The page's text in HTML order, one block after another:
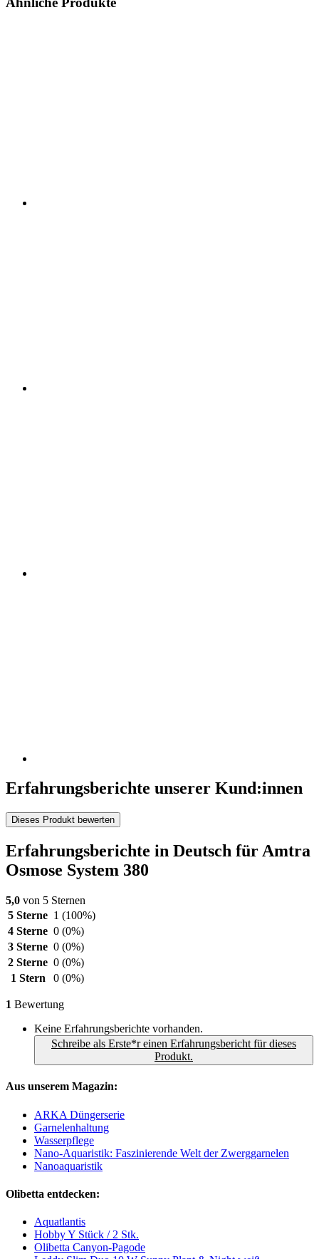
Erfahrungsberichte unserer Kund:innen
Dieses Produkt bewerten
Erfahrungsberichte in Deutsch für Amtra
Osmose System 380
5,0 von 5 Sternen
5 Sterne 1 (100%)
4 Sterne 0 (0%)
3 Sterne 0 (0%)
2 Sterne 0 (0%)
1 Stern
0 (0%)
1 Bewertung
Keine Erfahrungsberichte vorhanden.
Schreibe als Erste*r einen Erfahrungsbericht für dieses
Produkt.
Aus unserem Magazin:
ARKA Düngerserie
Garnelenhaltung
Wasserpflege
Nano-Aquaristik: Faszinierende Welt der Zwerggarnelen
Nanoaquaristik
Olibetta entdecken:
Aquatlantis
Hobby Y Stück / 2 Stk.
Olibetta Canyon-Pagode